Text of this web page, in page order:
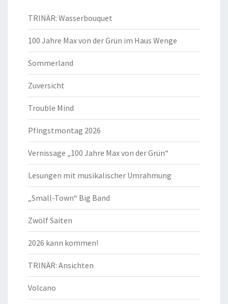
TRINÄR: Wasserbouquet
100 Jahre Max von der Grün im Haus Wenge
Sommerland
Zuversicht
Trouble Mind
Pfingstmontag 2026
Vernissage „100 Jahre Max von der Grün“
Lesungen mit musikalischer Umrahmung
„Small-Town“ Big Band
Zwölf Saiten
2026 kann kommen!
TRINÄR: Ansichten
Volcano